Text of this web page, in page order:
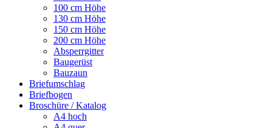
100 cm Höhe
130 cm Höhe
150 cm Höhe
200 cm Höhe
Absperrgitter
Baugerüst
Bauzaun
Briefumschlag
Briefbogen
Broschüre / Katalog
A4 hoch